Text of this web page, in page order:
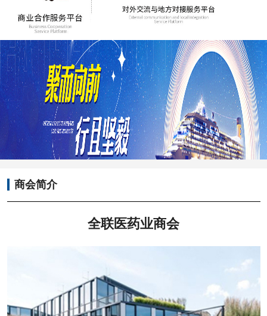
商会简介
全联医药业商会